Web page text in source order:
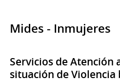
Mides - Inmujeres
Servicios de Atención
situación de Violencia